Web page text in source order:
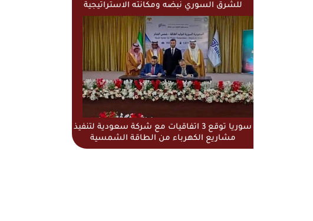
للشرق السوري نبضه ومكانته الاستراتيجية
سوريا توقع 3 اتفاقيات مع شركة سعودية لتنفيذ
مشاريع الكهرباء من الطاقة الشمسية